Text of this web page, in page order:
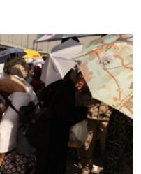
MỸ: QUÁ KHỨ VÀ HIỆN
GAZA